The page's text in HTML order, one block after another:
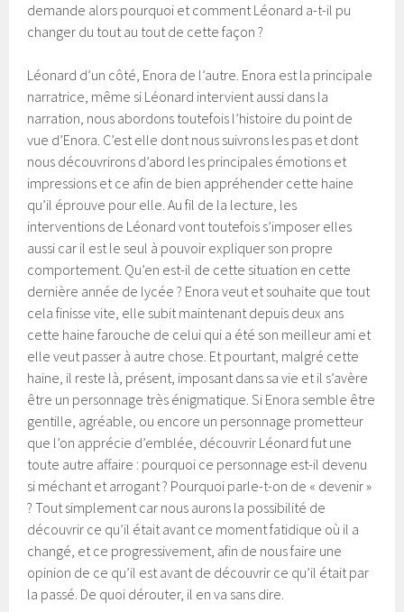
demande alors pourquoi et comment Léonard a-t-il pu
changer du tout au tout de cette façon ?
Léonard d’un côté, Enora de l’autre. Enora est la principale
narratrice, même si Léonard intervient aussi dans la
narration, nous abordons toutefois l’histoire du point de
vue d’Enora. C’est elle dont nous suivrons les pas et dont
nous découvrirons d’abord les principales émotions et
impressions et ce afin de bien appréhender cette haine
qu’il éprouve pour elle. Au fil de la lecture, les
interventions de Léonard vont toutefois s’imposer elles
aussi car il est le seul à pouvoir expliquer son propre
comportement. Qu’en est-il de cette situation en cette
dernière année de lycée ? Enora veut et souhaite que tout
cela finisse vite, elle subit maintenant depuis deux ans
cette haine farouche de celui qui a été son meilleur ami et
elle veut passer à autre chose. Et pourtant, malgré cette
haine, il reste là, présent, imposant dans sa vie et il s’avère
être un personnage très énigmatique. Si Enora semble être
gentille, agréable, ou encore un personnage prometteur
que l’on apprécie d’emblée, découvrir Léonard fut une
toute autre affaire : pourquoi ce personnage est-il devenu
si méchant et arrogant ? Pourquoi parle-t-on de « devenir »
? Tout simplement car nous aurons la possibilité de
découvrir ce qu’il était avant ce moment fatidique où il a
changé, et ce progressivement, afin de nous faire une
opinion de ce qu’il est avant de découvrir ce qu’il était par
la passé. De quoi dérouter, il en va sans dire.